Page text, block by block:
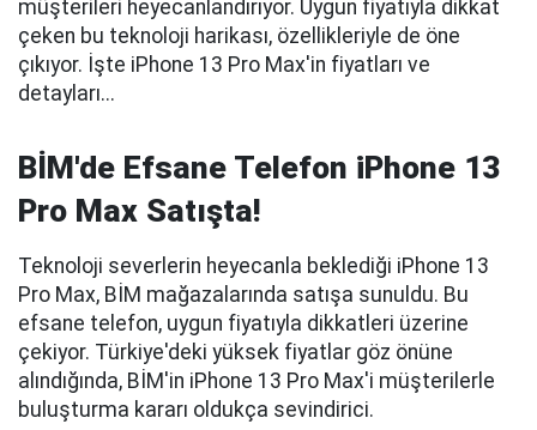
müşterileri heyecanlandırıyor. Uygun fiyatıyla dikkat
çeken bu teknoloji harikası, özellikleriyle de öne
çıkıyor. İşte iPhone 13 Pro Max'in fiyatları ve
detayları...
BİM'de Efsane Telefon iPhone 13
Pro Max Satışta!
Teknoloji severlerin heyecanla beklediği iPhone 13
Pro Max, BİM mağazalarında satışa sunuldu. Bu
efsane telefon, uygun fiyatıyla dikkatleri üzerine
çekiyor. Türkiye'deki yüksek fiyatlar göz önüne
alındığında, BİM'in iPhone 13 Pro Max'i müşterilerle
buluşturma kararı oldukça sevindirici.